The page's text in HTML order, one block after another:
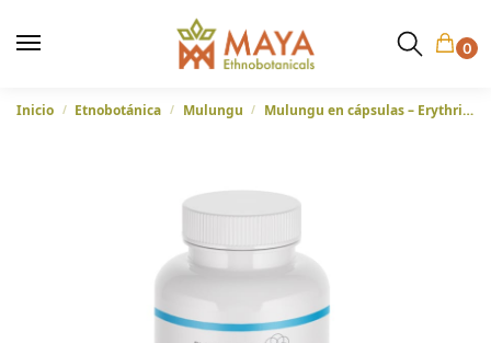
0
Inicio / Etnobotánica / Mulungu / Mulungu en cápsulas – Erythrina Mulungu – Sueño y alivio del estrés